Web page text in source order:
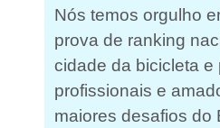
Nós temos orgulho
prova de ranking
cidade da bicicleta e
profissionais e
maiores desafios do